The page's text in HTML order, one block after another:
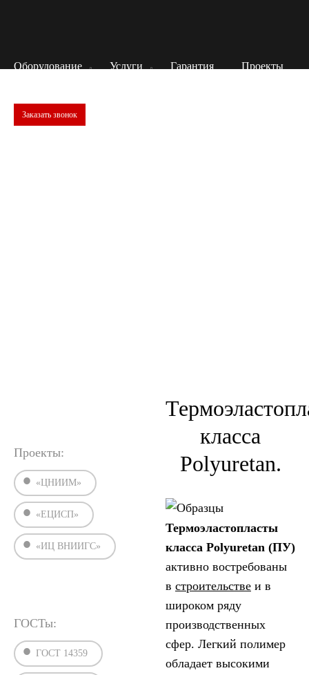
Оборудование Услуги Гарантия Проекты
Заказать звонок
Проекты:
«ЦНИИМ»
«ЕЦИСП»
«ИЦ ВНИИГС»
ГОСТы:
ГОСТ 14359
класса
Polyuretan.
Термоэластопласты
класса Polyuretan (ПУ)
активно востребованы
в строительстве и в
широком ряду
производственных
сфер. Легкий полимер
обладает высокими